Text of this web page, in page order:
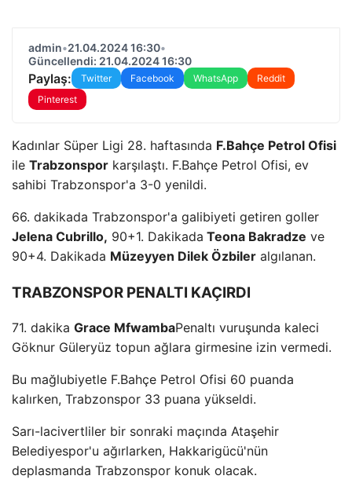
admin•21.04.2024 16:30•
Güncellendi: 21.04.2024 16:30
Paylaş: Twitter Facebook WhatsApp
Reddit
Pinterest
Kadınlar Süper Ligi 28. haftasında F.Bahçe Petrol Ofisi
ile Trabzonspor karşılaştı. F.Bahçe Petrol Ofisi, ev
sahibi Trabzonspor'a 3-0 yenildi.
66. dakikada Trabzonspor'a galibiyeti getiren goller
Jelena Cubrillo, 90+1. Dakikada Teona Bakradze ve
90+4. Dakikada Müzeyyen Dilek Özbiler algılanan.
TRABZONSPOR PENALTI KAÇIRDI
71. dakika Grace MfwambaPenaltı vuruşunda kaleci
Göknur Güleryüz topun ağlara girmesine izin vermedi.
Bu mağlubiyetle F.Bahçe Petrol Ofisi 60 puanda
kalırken, Trabzonspor 33 puana yükseldi.
Sarı-lacivertliler bir sonraki maçında Ataşehir
Belediyespor'u ağırlarken, Hakkarigücü'nün
deplasmanda Trabzonspor konuk olacak.